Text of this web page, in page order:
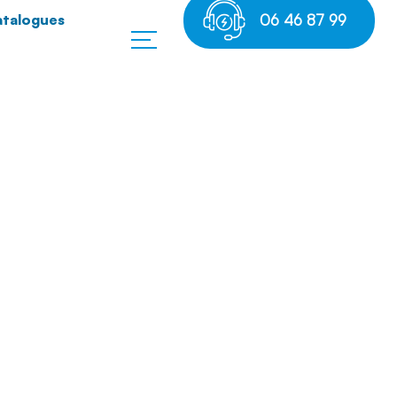
06 46 87 99